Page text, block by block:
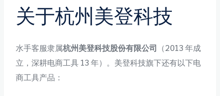
关于杭州美登科技
水手客服隶属杭州美登科技股份有限公司
（2013 年成
立，深耕电商工具 13 年）。美登科技旗下还有以下电
商工具产品：